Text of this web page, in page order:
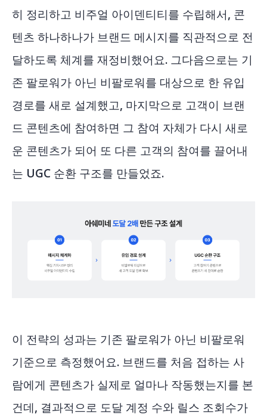
히 정리하고 비주얼 아이덴티티를 수립해서, 콘
텐츠 하나하나가 브랜드 메시지를 직관적으로 전
달하도록 체계를 재정비했어요. 그다음으로는 기
존 팔로워가 아닌 비팔로워를 대상으로 한 유입
경로를 새로 설계했고, 마지막으로 고객이 브랜
드 콘텐츠에 참여하면 그 참여 자체가 다시 새로
운 콘텐츠가 되어 또 다른 고객의 참여를 끌어내
는 UGC 순환 구조를 만들었죠.
이 전략의 성과는 기존 팔로워가 아닌 비팔로워
기준으로 측정했어요. 브랜드를 처음 접하는 사
람에게 콘텐츠가 실제로 얼마나 작동했는지를 본
건데, 결과적으로 도달 계정 수와 릴스 조회수가